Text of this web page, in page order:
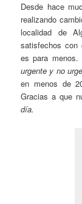
Desde hace
realizando
localidad de
satisfechos con
es para menos.
urgente y no
en menos de
Gracias a que
día.